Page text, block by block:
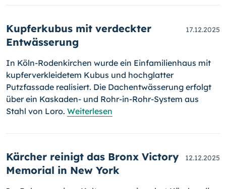
Kupferkubus mit verdeckter
Entwässerung
17.12.2025
In Köln-Rodenkirchen wurde ein Einfamilienhaus mit
kupferverkleidetem Kubus und hochglatter
Putzfassade realisiert. Die Dachentwässerung erfolgt
über ein Kaskaden- und Rohr-in-Rohr-System aus
Stahl von Loro. Weiterlesen
Kärcher reinigt das Bronx Victory
Memorial in New York
12.12.2025